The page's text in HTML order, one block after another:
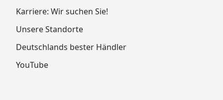
Karriere: Wir suchen Sie!
Unsere Standorte
Deutschlands bester Händler
YouTube